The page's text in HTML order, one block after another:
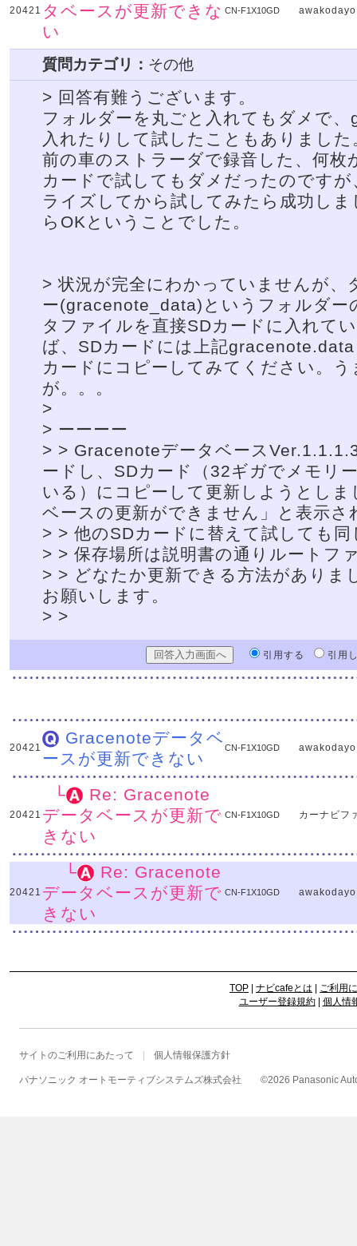
20421 タベースが更新できな
い
CN-F1X10GD awakodayo
質問カテゴリ： その他
> 回答有難うございます。
フォルダーを丸ごと入れてもダメで
入れたりして試したこともありました
前の車のストラーダで録音した、何
カードで試してもダメだったのです
ライズしてから試してみたら成功し
らOKということでした。
> 状況が完全にわかっていませんが
ー(gracenote_data)というフォルダー
タファイルを直接SDカードに入れて
ば、SDカードには上記
カードにコピーしてみてください。
が。。。
>
> ーーーー
> > Gracenoteデータベース
ードし、SDカード（32ギガでメモリ
いる）にコピーして更新しようとし
ベースの更新ができません」と表示
> > 他のSDカードに替えて試しても
> > 保存場所は説明書の通りルートフ
> > どなたか更新できる方法がありま
お願いします。
> >
引用する 引用
20421
Gracenoteデータベ
ースが更新できない
CN-F1X10GD awakodayo
20421
└
Re: Gracenote
データベースが更新で
きない
CN-F1X10GD カーナビフ
20421
└
Re: Gracenote
データベースが更新で
きない
CN-F1X10GD awakodayo
TOP ナビcafeとは
ご利用
ユーザー登録規約| 個人情
サイトのご利用にあたって 個人情報保護方針
パナソニック オートモーティブシステムズ株式会社 ©2026 Panasonic